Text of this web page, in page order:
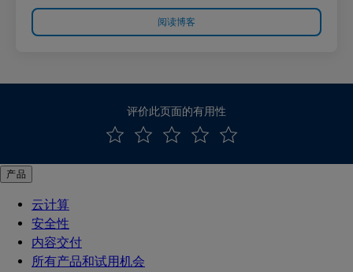
阅读博客
评价此页面的有用性
产品
云计算
安全性
内容交付
所有产品和试用机会